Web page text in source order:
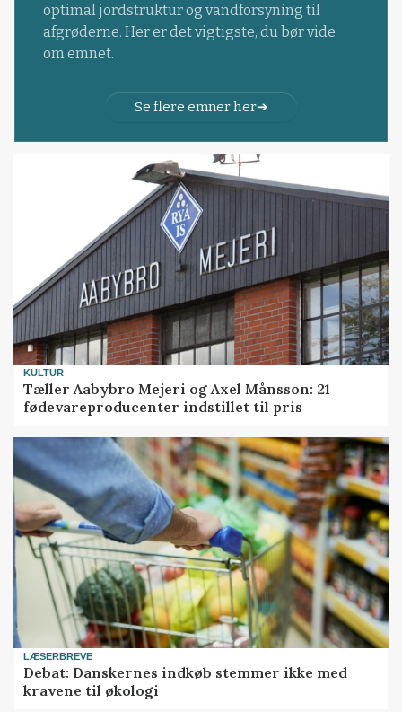
optimal jordstruktur og vandforsyning til
afgrøderne. Her er det vigtigste, du bør vide
om emnet.
Se flere emner her
KULTUR
Tæller Aabybro Mejeri og Axel Månsson: 21
fødevareproducenter indstillet til pris
LÆSERBREVE
Debat: Danskernes indkøb stemmer ikke med
kravene til økologi